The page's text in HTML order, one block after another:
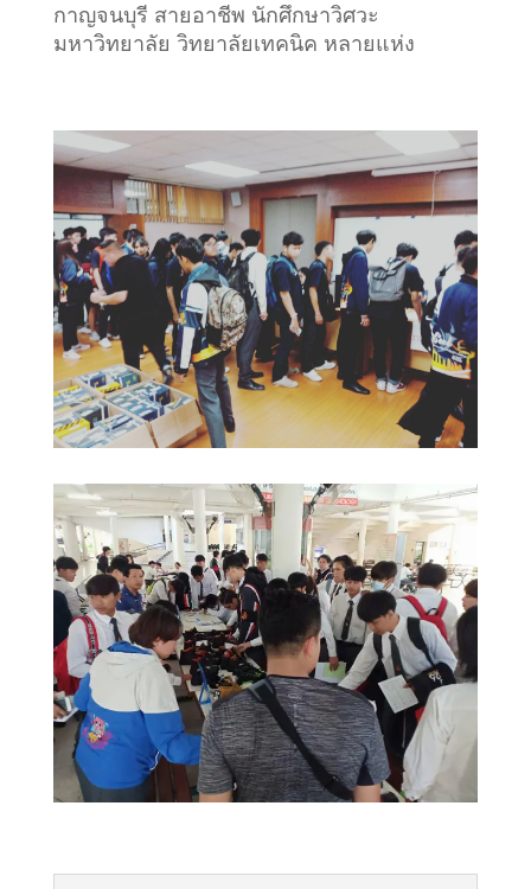
กาญจนบุรี สายอาชีพ นักศึกษาวิศวะ
มหาวิทยาลัย วิทยาลัยเทคนิค หลายแห่ง